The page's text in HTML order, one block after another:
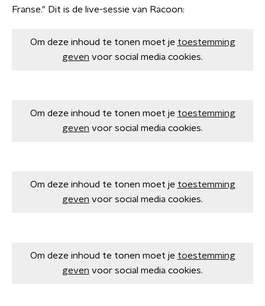
Franse." Dit is de live-sessie van Racoon:
Om deze inhoud te tonen moet je toestemming
geven voor social media cookies.
Om deze inhoud te tonen moet je toestemming
geven voor social media cookies.
Om deze inhoud te tonen moet je toestemming
geven voor social media cookies.
Om deze inhoud te tonen moet je toestemming
geven voor social media cookies.